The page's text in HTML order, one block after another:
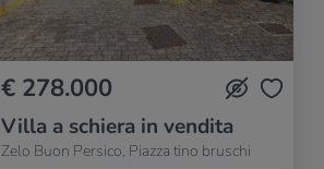
€ 278.000
Villa a schiera in vendita
Zelo Buon Persico, Piazza tino bruschi